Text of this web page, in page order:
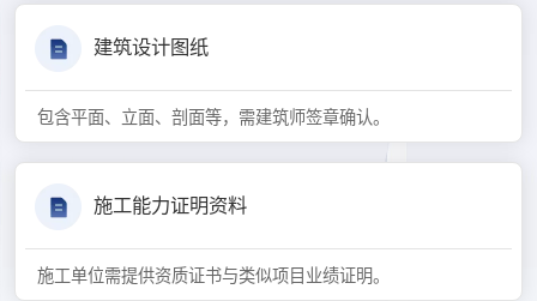
建筑设计图纸
包含平面、立面、剖面等，需建筑师签章确认。
施工能力证明资料
施工单位需提供资质证书与类似项目业绩证明。